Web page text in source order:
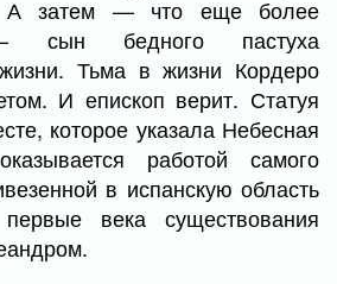
А затем — что еще более
сын бедного пастуха
Тьма в жизни Кордеро
И епископ верит. Статуя
которое указала Небесная
работой самого
в испанскую область
века существования